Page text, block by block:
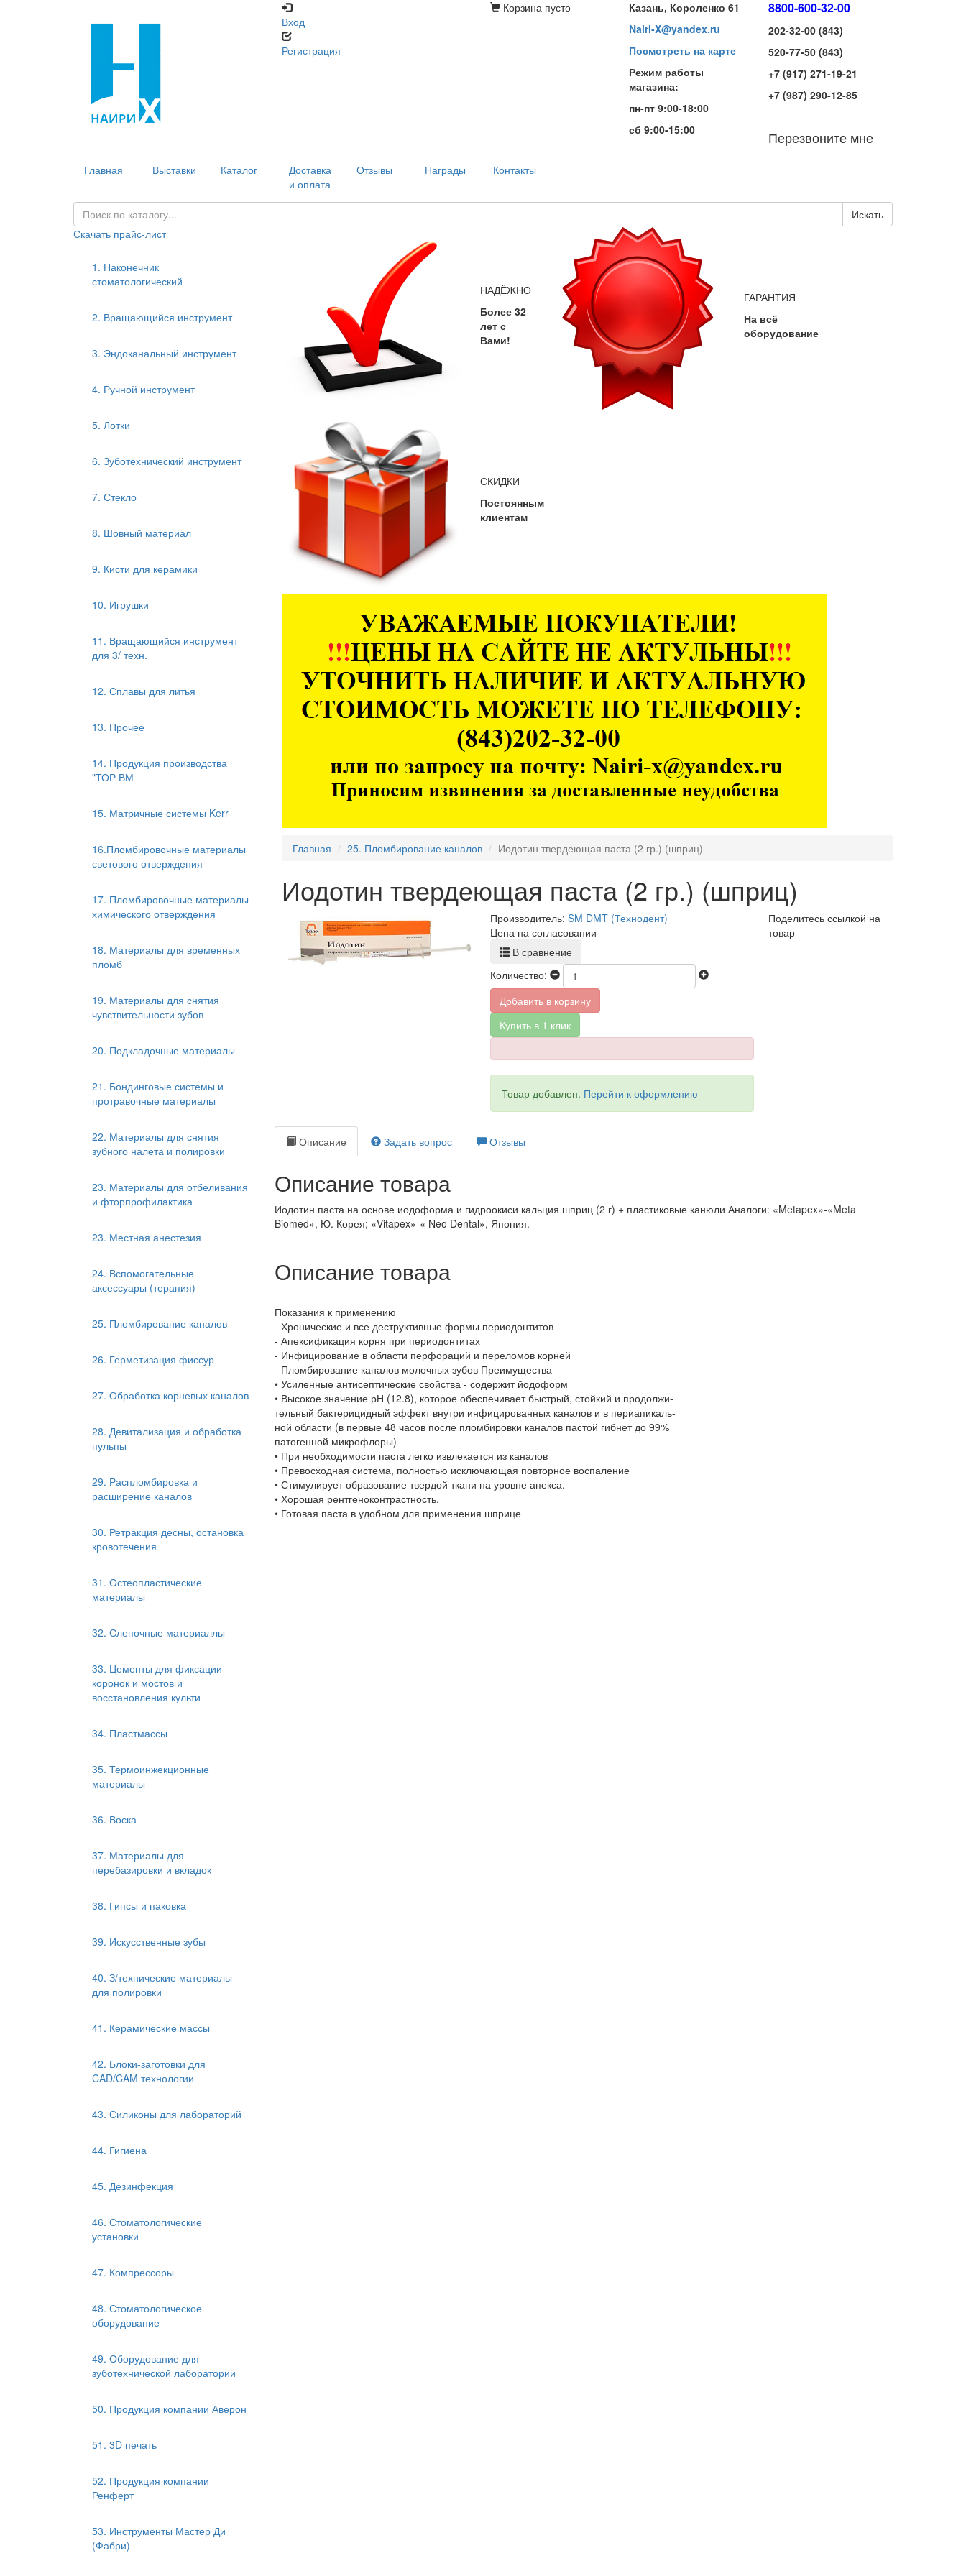
Вход
Регистрация
Корзина пусто
Казань, Короленко 61
Nairi-X@yandex.ru
Посмотреть на карте
Режим работы
магазина:
пн-пт 9:00-18:00
сб 9:00-15:00
8800-600-32-00
202-32-00 (843)
520-77-50 (843)
+7 (917) 271-19-21
+7 (987) 290-12-85
Перезвоните мне
Главная Выставки Каталог
Доставка
и оплата
Отзывы Награды Контакты
Искать
Скачать прайс-лист
1. Наконечник
стоматологический
2. Вращающийся инструмент
3. Эндоканальный инструмент
4. Ручной инструмент
5. Лотки
6. Зуботехнический инструмент
7. Стекло
8. Шовный материал
9. Кисти для керамики
10. Игрушки
11. Вращающийся инструмент
для 3/ техн.
12. Сплавы для литья
13. Прочее
14. Продукция производства
"ТОР ВМ
15. Матричные системы Kerr
16.Пломбировочные материалы
светового отверждения
17. Пломбировочные материалы
химического отверждения
18. Материалы для временных
пломб
19. Материалы для снятия
чувствительности зубов
20. Подкладочные материалы
21. Бондинговые системы и
протравочные материалы
22. Материалы для снятия
зубного налета и полировки
23. Материалы для отбеливания
и фторпрофилактика
23. Местная анестезия
24. Вспомогательные
аксессуары (терапия)
25. Пломбирование каналов
26. Герметизация фиссур
27. Обработка корневых каналов
28. Девитализация и обработка
пульпы
29. Распломбировка и
расширение каналов
30. Ретракция десны, остановка
кровотечения
31. Остеопластические
материалы
32. Слепочные материаллы
33. Цементы для фиксации
коронок и мостов и
восстановления культи
34. Пластмассы
35. Термоинжекционные
материалы
36. Воска
37. Материалы для
перебазировки и вкладок
38. Гипсы и паковка
39. Искусственные зубы
40. З/технические материалы
для полировки
41. Керамические массы
42. Блоки-заготовки для
CAD/CAM технологии
43. Силиконы для лабораторий
44. Гигиена
45. Дезинфекция
46. Стоматологические
установки
47. Компрессоры
48. Стоматологическое
оборудование
49. Оборудование для
зуботехнической лаборатории
50. Продукция компании Аверон
51. 3D печать
52. Продукция компании
Ренферт
53. Инструменты Мастер Ди
(Фабри)
НАДЁЖНО
Более 32
лет с
Вами!
ГАРАНТИЯ
На всё
оборудование
СКИДКИ
Постоянным
клиентам
Главная 25. Пломбирование каналов Иодотин твердеющая паста (2 гр.) (шприц)
Иодотин твердеющая паста (2 гр.) (шприц)
Производитель: SM DMT (Технодент)
Цена на согласовании
В сравнение
Количество:
Добавить в корзину
Купить в 1 клик
Товар добавлен. Перейти к оформлению
Поделитесь ссылкой на
товар
Описание Задать вопрос Отзывы
Описание товара
Иодотин паста на основе иодоформа и гидроокиси кальция шприц (2 г) + пластиковые канюли Аналоги: «Metapex»-«Meta
Biomed», Ю. Корея; «Vitapex»-« Neo Dental», Япония.
Описание товара
Показания к применению
- Хронические и все деструктивные формы периодонтитов
- Апексификация корня при периодонтитах
- Инфицирование в области перфораций и переломов корней
- Пломбирование каналов молочных зубов Преимущества
• Усиленные антисептические свойства - содержит йодоформ
• Высокое значение рН (12.8), которое обеспечивает быстрый, стойкий и продолжи-
тельный бактерицидный эффект внутри инфицированных каналов и в периапикаль-
ной области (в первые 48 часов после пломбировки каналов пастой гибнет до 99%
патогенной микрофлоры)
• При необходимости паста легко извлекается из каналов
• Превосходная система, полностью исключающая повторное воспаление
• Стимулирует образование твердой ткани на уровне апекса.
• Хорошая рентгеноконтрастность.
• Готовая паста в удобном для применения шприце